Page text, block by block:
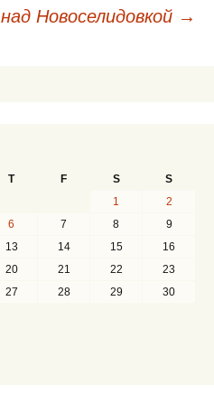
над Новоселидовкой →
T F S S
1
2
6 7 8
9
13 14 15
16
20 21 22
23
27 28 29
30